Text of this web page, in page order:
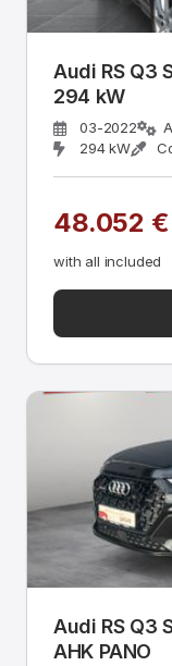
Audi RS Q3
294 kW
03-2022
294 kW
48.052 €
with all included
Audi RS Q3
AHK PANO